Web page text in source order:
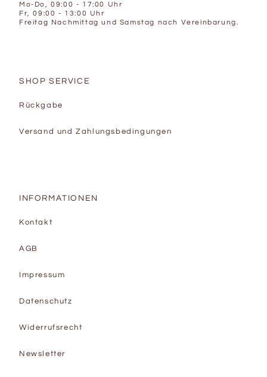
Mo-Do, 09:00 - 17:00 Uhr
Fr, 09:00 - 13:00 Uhr
Freitag Nachmittag und Samstag nach Vereinbarung.
SHOP SERVICE
Rückgabe
Versand und Zahlungsbedingungen
INFORMATIONEN
Kontakt
AGB
Impressum
Datenschutz
Widerrufsrecht
Newsletter